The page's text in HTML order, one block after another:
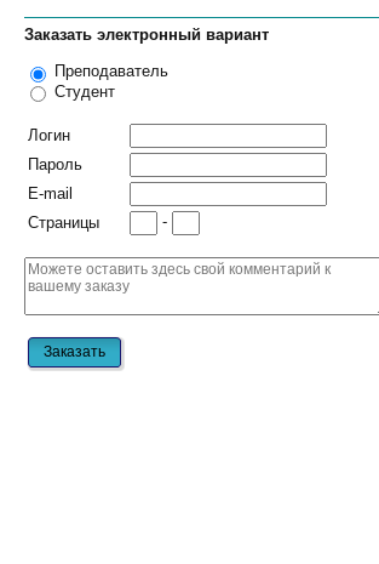
Заказать электронный вариант
Преподаватель
Студент
Логин
Пароль
E-mail
Страницы
-